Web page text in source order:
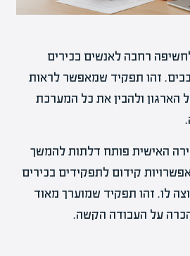
רחבה לאנשים בכירים
זהו תפקיד שמאפשר לראות
ולהבין את כל המערכת
האישית פותח דלתות להמשך
קידום לתפקידים בכירים
לו. זהו תפקיד שמוערך מאוד
על העבודה הקשה.